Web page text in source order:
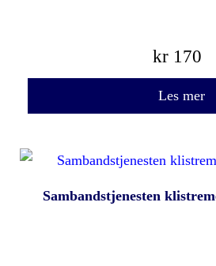
kr 170
Les mer
Sambandstjenesten